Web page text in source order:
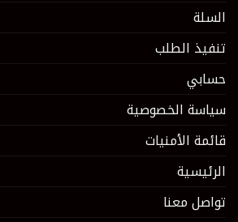
السلة
تنفيذ الطلب
حسابي
سياسة الخصوصية
قائمة الأمنيات
الرئيسية
تواصل معنا